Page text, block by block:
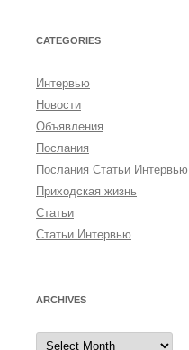
CATEGORIES
Интервью
Новости
Объявления
Послания
Послания Статьи Интервью
Приходская жизнь
Статьи
Статьи Интервью
ARCHIVES
A